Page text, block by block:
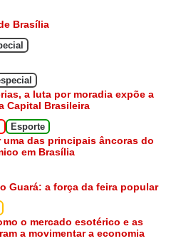
Brasília
a luta por moradia expõe a
Capital Brasileira
Esporte
das principais âncoras do
em Brasília
Guará: a força da feira popular
o mercado esotérico e as
a movimentar a economia